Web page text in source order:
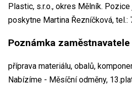
Plastic, s.r.o., okres Mělník.
poskytne Martina Řezníčková,
Poznámka zaměstnavatele
příprava materiálu, obalů,
Nabízíme - Měsíční odměny,